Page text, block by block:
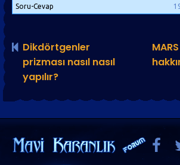
Soru-Cevap
Dikdörtgenler
prizması nasıl nasıl
yapılır?